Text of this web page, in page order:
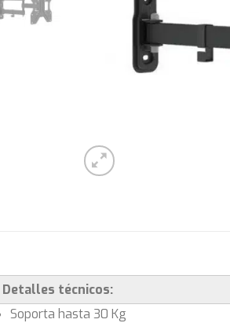
Detalles técnicos:
Soporta hasta 30 Kg